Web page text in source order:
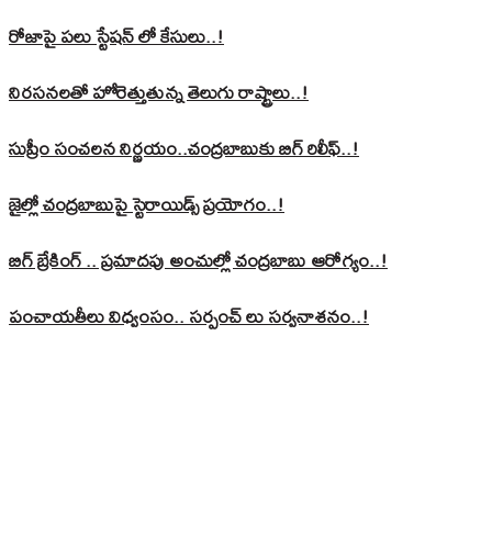
రోజాపై పలు స్టేషన్ లో కేసులు..!
నిరసనలతో హోరెత్తుతున్న తెలుగు రాష్ట్రాలు..!
సుప్రీం సంచలన నిర్ణయం..చంద్రబాబుకు బిగ్ రిలీఫ్..!
జైల్లో చంద్రబాబుపై స్టెరాయిడ్స్ ప్రయోగం..!
బిగ్ బ్రేకింగ్ .. ప్రమాదపు అంచుల్లో చంద్రబాబు ఆరోగ్యం..!
పంచాయతీలు విధ్వంసం.. సర్పంచ్ లు సర్వనాశనం..!